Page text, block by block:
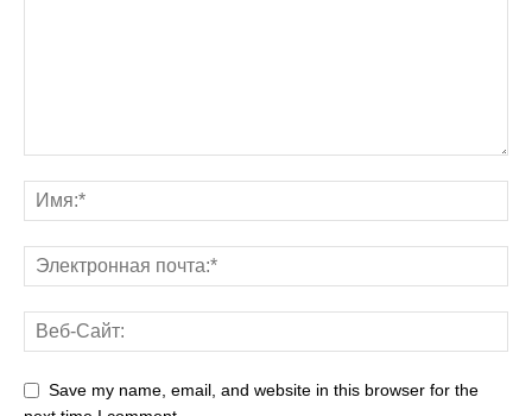
Save my name, email, and website in this browser for the